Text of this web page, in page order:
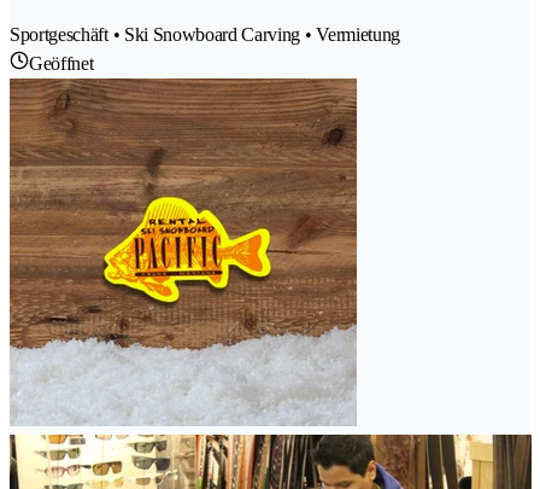
Sportgeschäft • Ski Snowboard Carving • Vermietung
Geöffnet